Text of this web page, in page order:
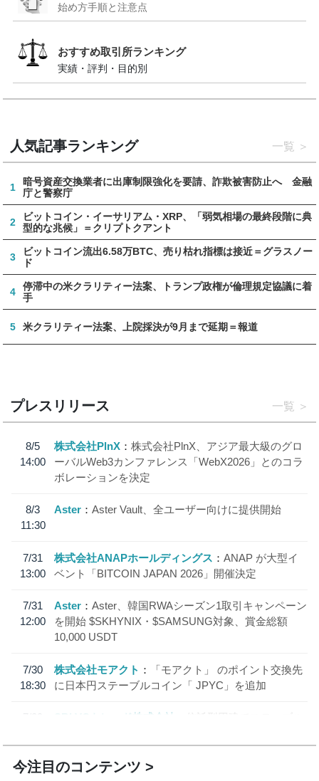
始め方手順と注意点
おすすめ取引所ランキング
実績・評判・目的別
人気記事ランキング 一覧
1
暗号資産交換業者に出庫制限強化を要請、詐欺被害防止へ 金融
庁と警察庁
2
ビットコイン・イーサリアム・XRP、「弱気相場の最終段階に典
型的な兆候」＝クリプトクアント
3
ビットコイン流出6.58万BTC、売り枯れ指標は接近＝グラスノー
ド
4
停滞中の米クラリティー法案、トランプ政権が倫理規定協議に着
手
5 米クラリティー法案、上院採決が9月まで延期＝報道
プレスリリース 一覧
8/5
14:00
株式会社PlnX
株式会社PlnX、アジア最大級のグロ
ーバルWeb3カンファレンス「WebX2026」とのコラ
ボレーションを決定
8/3
11:30
Aster Aster Vault、全ユーザー向けに提供開始
7/31
13:00
株式会社ANAPホールディングス
ANAP が大型イ
ベント「BITCOIN JAPAN 2026」開催決定
7/31
12:00
Aster
Aster、韓国RWAシーズン1取引キャンペーン
を開始 $SKHYNIX・$SAMSUNG対象、賞金総額
10,000 USDT
7/30
18:30
株式会社モアクト
「モアクト」 のポイント交換先
に日本円ステーブルコイン「 JPYC」を追加
7/29
SBI VCトレード株式会社
信託型円建てステーブル
今注目のコンテンツ